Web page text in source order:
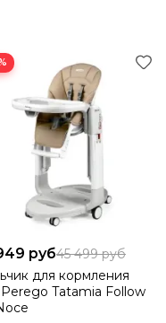
руб45 499 руб
для кормления
Tatamia Follow